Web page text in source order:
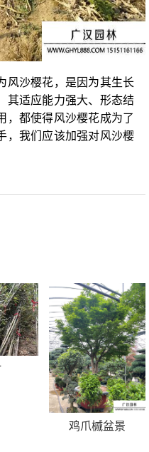
风沙樱花，是因为其生长
其适应能力强大、形态结
，都使得风沙樱花成为了
，我们应该加强对风沙樱
鸡爪槭盆景